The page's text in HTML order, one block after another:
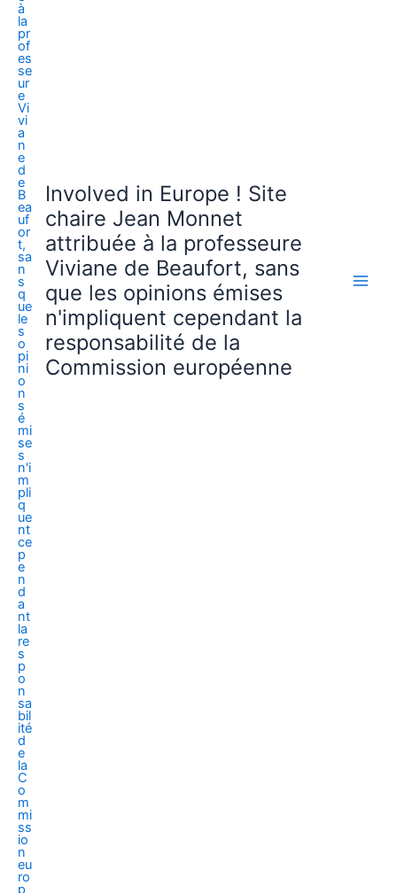
Involved in Europe ! Site
chaire Jean Monnet
attribuée à la professeure
Viviane de Beaufort, sans
que les opinions émises
n'impliquent cependant la
responsabilité de la
Commission européenne